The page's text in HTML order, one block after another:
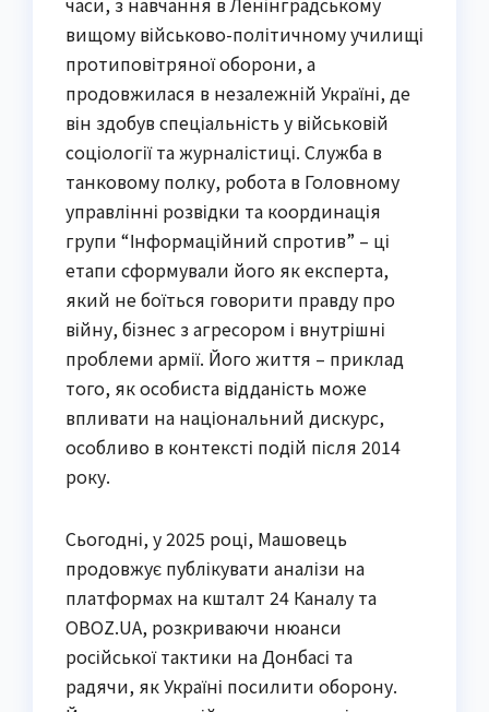
вищому військово-політичному училищі
протиповітряної оборони, а
продовжилася в незалежній Україні, де
він здобув спеціальність у військовій
соціології та журналістиці. Служба в
танковому полку, робота в Головному
управлінні розвідки та координація
групи “Інформаційний спротив” – ці
етапи сформували його як експерта,
який не боїться говорити правду про
війну, бізнес з агресором і внутрішні
проблеми армії. Його життя – приклад
того, як особиста відданість може
впливати на національний дискурс,
особливо в контексті подій після 2014
року.
Сьогодні, у 2025 році, Машовець
продовжує публікувати аналізи на
платформах на кшталт 24 Каналу та
OBOZ.UA, розкриваючи нюанси
російської тактики на Донбасі та
радячи, як Україні посилити оборону.